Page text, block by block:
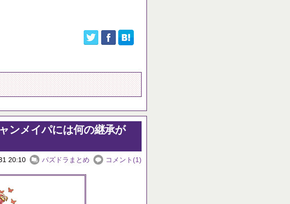
ンメイパには何の継承が
コメント(1)
パズドラまとめ
20:10